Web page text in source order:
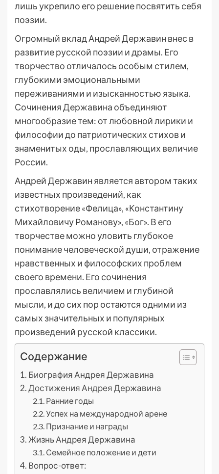
лишь укрепило его решение посвятить себя
поэзии.
Огромный вклад Андрей Державин внес в
развитие русской поэзии и драмы. Его
творчество отличалось особым стилем,
глубокими эмоциональными
переживаниями и изысканностью языка.
Сочинения Державина объединяют
многообразие тем: от любовной лирики и
философии до патриотических стихов и
знаменитых оды, прославляющих величие
России.
Андрей Державин является автором таких
известных произведений, как
стихотворение «Фелица», «Константину
Михайловичу Романову», «Бог». В его
творчестве можно уловить глубокое
понимание человеческой души, отражение
нравственных и философских проблем
своего времени. Его сочинения
прославлялись величием и глубиной
мысли, и до сих пор остаются одними из
самых значительных и популярных
произведений русской классики.
Содержание
Биография Андрея Державина
Достижения Андрея Державина
Ранние годы
Успех на международной арене
Признание и награды
Жизнь Андрея Державина
Семейное положение и дети
Вопрос-ответ: